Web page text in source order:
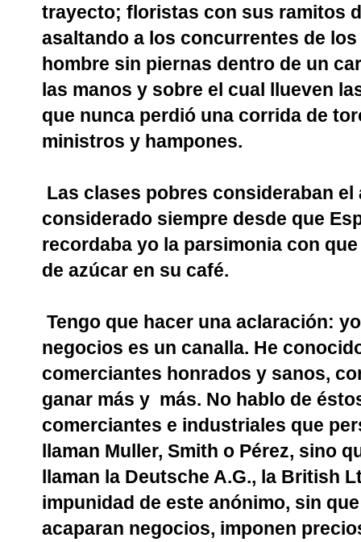
trayecto; floristas con sus ramitos
asaltando a los concurrentes de
hombre sin piernas dentro de un
las manos y sobre el cual llueven
que nunca perdió una corrida de
ministros y hampones.
Las clases pobres consideraban
considerado siempre desde que
recordaba yo la parsimonia con
de azúcar en su café.
Tengo que hacer una aclaración:
negocios es un canalla. He
comerciantes honrados y sanos,
ganar más y más. No hablo de
comerciantes e industriales que
llaman Muller, Smith o Pérez, sino
llaman la Deutsche A.G., la British
impunidad de este anónimo, sin
acaparan negocios, imponen